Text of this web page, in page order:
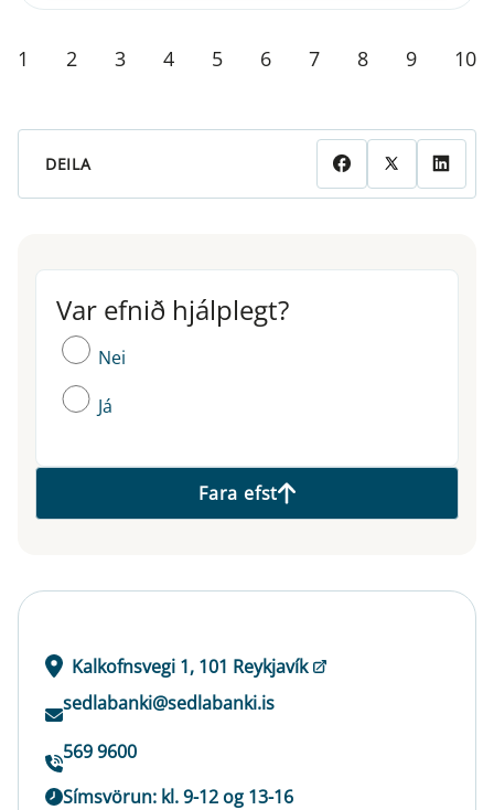
1 2 3 4 5 6 7 8 9 10
DEILA
Var efnið hjálplegt?
Var efnið hjálplegt?
Nei
Já
Fara efst
Kalkofnsvegi 1, 101 Reykjavík
sedlabanki@sedlabanki.is
569 9600
Símsvörun: kl. 9-12 og 13-16